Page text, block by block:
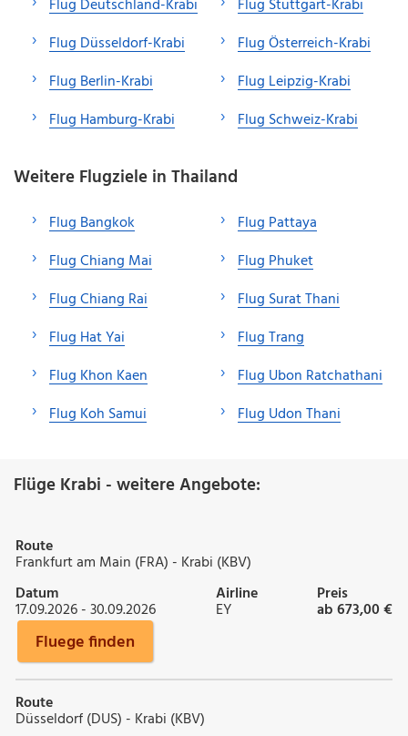
Flug Deutschland-Krabi
Flug Düsseldorf-Krabi
Flug Berlin-Krabi
Flug Hamburg-Krabi
Flug Stuttgart-Krabi
Flug Österreich-Krabi
Flug Leipzig-Krabi
Flug Schweiz-Krabi
Weitere Flugziele in Thailand
Flug Bangkok
Flug Chiang Mai
Flug Chiang Rai
Flug Hat Yai
Flug Khon Kaen
Flug Koh Samui
Flug Pattaya
Flug Phuket
Flug Surat Thani
Flug Trang
Flug Ubon Ratchathani
Flug Udon Thani
Flüge Krabi - weitere Angebote:
Route
Frankfurt am Main (FRA) - Krabi (KBV)
Datum
17.09.2026 - 30.09.2026
Airline
EY
Preis
ab 673,00 €
Fluege finden
Route
Düsseldorf (DUS) - Krabi (KBV)